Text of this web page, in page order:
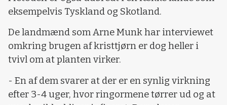
eksempelvis Tyskland og Skotland.
De landmænd som Arne Munk har interviewet
omkring brugen af kristtjørn er dog heller i
tvivl om at planten virker.
- En af dem svarer at der er en synlig virkning
efter 3-4 uger, hvor ringormene tørrer ud og at